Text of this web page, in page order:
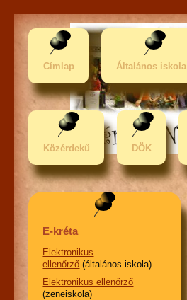
Címlap Általános iskola
Közérdekű DÖK
E-kréta
Elektronikus
ellenőrző (általános iskola)
Elektronikus ellenőrző
(zeneiskola)